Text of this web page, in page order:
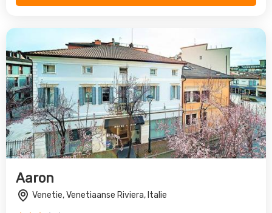
Aaron
Venetie, Venetiaanse Riviera, Italie